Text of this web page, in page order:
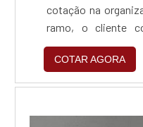
cotação na
ramo, o cliente
excelência e o
sanar eventuais
zincagem
custo-benefício e
COTAR AGORA